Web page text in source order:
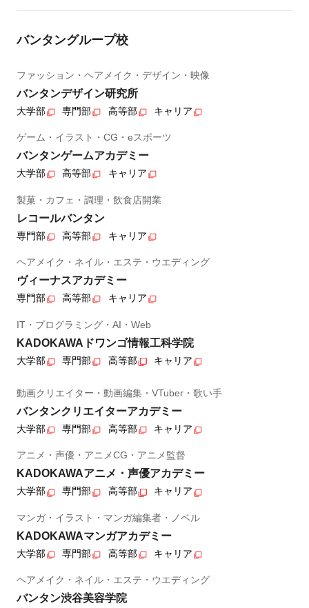
バンタングループ校
ファッション・ヘアメイク・デザイン・映像
バンタンデザイン研究所
大学部 専門部 高等部 キャリア
ゲーム・イラスト・CG・eスポーツ
バンタンゲームアカデミー
大学部 高等部 キャリア
製菓・カフェ・調理・飲食店開業
レコールバンタン
専門部 高等部 キャリア
ヘアメイク・ネイル・エステ・ウエディング
ヴィーナスアカデミー
専門部 高等部 キャリア
IT・プログラミング・AI・Web
KADOKAWAドワンゴ情報工科学院
大学部 専門部 高等部 キャリア
動画クリエイター・動画編集・VTuber・歌い手
バンタンクリエイターアカデミー
大学部 専門部 高等部 キャリア
アニメ・声優・アニメCG・アニメ監督
KADOKAWAアニメ・声優アカデミー
大学部 専門部 高等部 キャリア
マンガ・イラスト・マンガ編集者・ノベル
KADOKAWAマンガアカデミー
大学部 専門部 高等部 キャリア
ヘアメイク・ネイル・エステ・ウエディング
バンタン渋谷美容学院